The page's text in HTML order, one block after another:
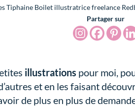
Partager sur
illustrations pour moi,
et en les faisant
de plus en plus de